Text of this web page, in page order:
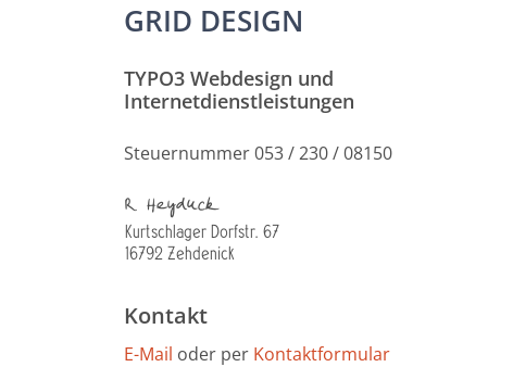
GRID DESIGN
TYPO3 Webdesign und
Internetdienstleistungen
Steuernummer 053 / 230 / 08150
Kontakt
E-Mail oder per Kontaktformular